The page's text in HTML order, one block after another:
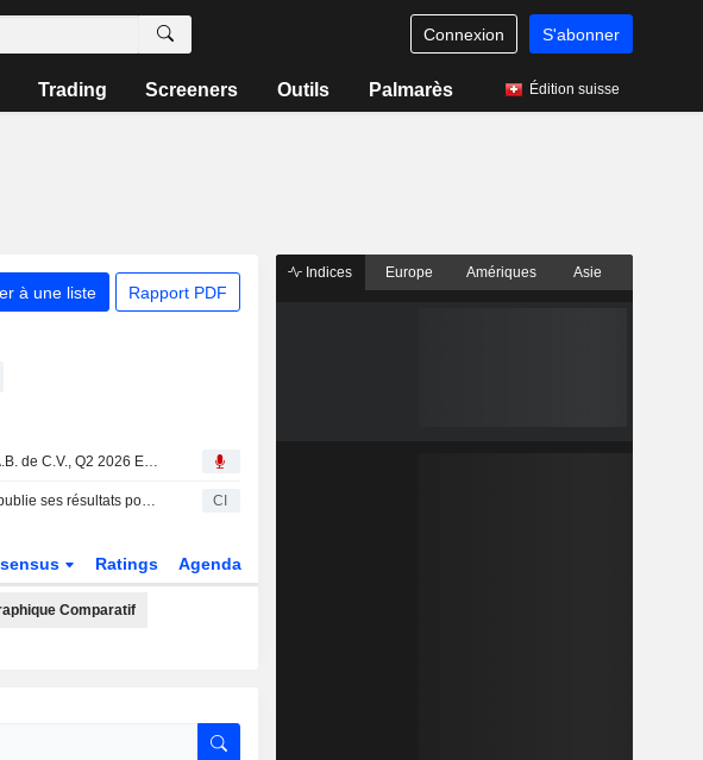
Connexion S'abonner
Trading Screeners Outils Palmarès Édition suisse
à une liste Rapport PDF
Transcript : El Puerto de Liverpool, S.A.B. de C.V., Q2 2026 Earnings Call, Jul 28, 2026
El Puerto de Liverpool, S.A.B. de C.V. publie ses résultats pour le deuxième trimestre et le premier semestre clos le 30 juin 2026 CI
Ratings Agenda
Comparatif
Indices Europe Amériques Asie